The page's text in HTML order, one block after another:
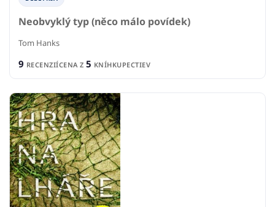
Neobvyklý typ (něco málo povídek)
Tom Hanks
9 RECENZIÍCENA Z 5 KNÍHKUPECTIEV